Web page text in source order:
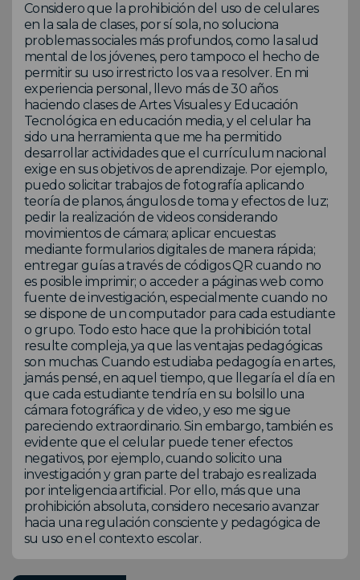
Considero que la prohibición del uso de celulares
en la sala de clases, por sí sola, no soluciona
problemas sociales más profundos, como la salud
mental de los jóvenes, pero tampoco el hecho de
permitir su uso irrestricto los va a resolver. En mi
experiencia personal, llevo más de 30 años
haciendo clases de Artes Visuales y Educación
Tecnológica en educación media, y el celular ha
sido una herramienta que me ha permitido
desarrollar actividades que el currículum nacional
exige en sus objetivos de aprendizaje. Por ejemplo,
puedo solicitar trabajos de fotografía aplicando
teoría de planos, ángulos de toma y efectos de luz;
pedir la realización de videos considerando
movimientos de cámara; aplicar encuestas
mediante formularios digitales de manera rápida;
entregar guías a través de códigos QR cuando no
es posible imprimir; o acceder a páginas web como
fuente de investigación, especialmente cuando no
se dispone de un computador para cada estudiante
o grupo. Todo esto hace que la prohibición total
resulte compleja, ya que las ventajas pedagógicas
son muchas. Cuando estudiaba pedagogía en artes,
jamás pensé, en aquel tiempo, que llegaría el día en
que cada estudiante tendría en su bolsillo una
cámara fotográfica y de video, y eso me sigue
pareciendo extraordinario. Sin embargo, también es
evidente que el celular puede tener efectos
negativos, por ejemplo, cuando solicito una
investigación y gran parte del trabajo es realizada
por inteligencia artificial. Por ello, más que una
prohibición absoluta, considero necesario avanzar
hacia una regulación consciente y pedagógica de
su uso en el contexto escolar.